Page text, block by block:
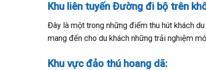
Khu liên tuyến Đường đi bộ trên
Đây là một trong những điểm thu hút khách
mang đến cho du khách những trải nghiệm
Khu vực đảo thú hoang dã: